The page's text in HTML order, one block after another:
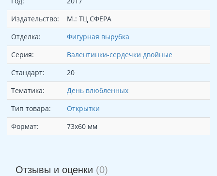
Издательство:
М.: ТЦ СФЕРА
Отделка:
Фигурная вырубка
Серия:
Валентинки-сердечки двойные
Стандарт:
20
Тематика:
День влюбленных
Тип товара:
Открытки
Формат:
73х60 мм
Отзывы и оценки (0)